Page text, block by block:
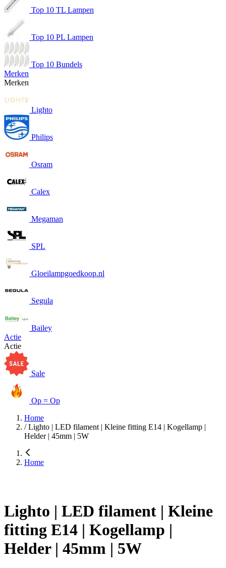
Top 10 TL Lampen
Top 10 PL Lampen
Top 10 Bundels
Merken
Merken
Lighto
Philips
Osram
Calex
Megaman
SPL
Gloeilampgoedkoop.nl
Segula
Bailey
Actie
Actie
Sale
Op = Op
Home
/ Lighto | LED filament | Kleine fitting E14 | Kogellamp |
Helder | 45mm | 5W
Home
Lighto | LED filament | Kleine
fitting E14 | Kogellamp |
Helder | 45mm | 5W